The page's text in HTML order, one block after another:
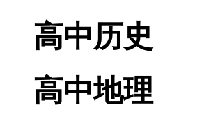
高中历史
高中地理